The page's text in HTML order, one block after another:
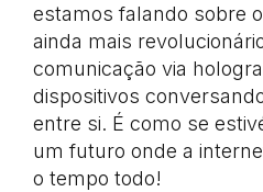
estamos falando sobre
ainda mais
comunicação via
dispositivos
entre si. É como se
um futuro onde a
o tempo todo!